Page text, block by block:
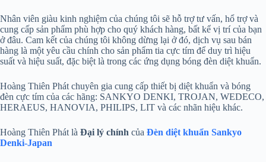
Nhân viên giàu kinh nghiệm của chúng tôi sẽ hỗ trợ tư vấn, hổ trợ và
cung cấp sản phẩm phù hợp cho quý khách hàng, bất kể vị trí của bạn
ở đâu. Cam kết của chúng tôi không dừng lại ở đó, dịch vụ sau bán
hàng là một yêu cầu chính cho sản phẩm tia cực tím để duy trì hiệu
suất và hiệu suất, đặc biệt là trong các ứng dụng bóng đèn diệt khuẩn.
Hoàng Thiên Phát chuyên gia cung cấp thiết bị diệt khuẩn và bóng
đèn cực tím của các hãng: SANKYO DENKI, TROJAN, WEDECO,
HERAEUS, HANOVIA, PHILIPS, LIT và các nhãn hiệu khác.
Hoàng Thiên Phát là Đại lý chính của Đèn diệt khuẩn Sankyo
Denki-Japan